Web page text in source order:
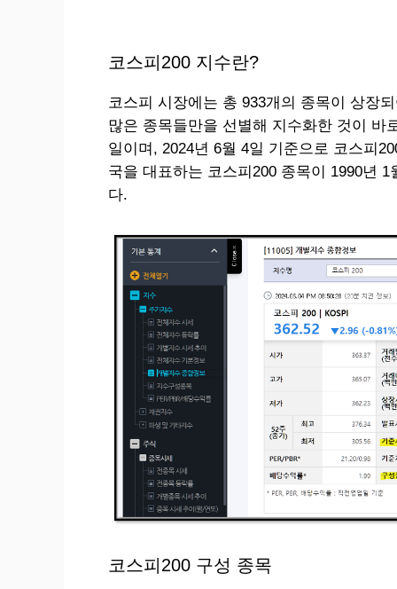
코스피200 지수란?
코스피 시장에는 총 933개의 종목이 상장
많은 종목들만을 선별해 지수화한 것이 바
일이며, 2024년 6월 4일 기준으로 코스피
국을 대표하는 코스피200 종목이 1990년
다.
코스피200 구성 종목